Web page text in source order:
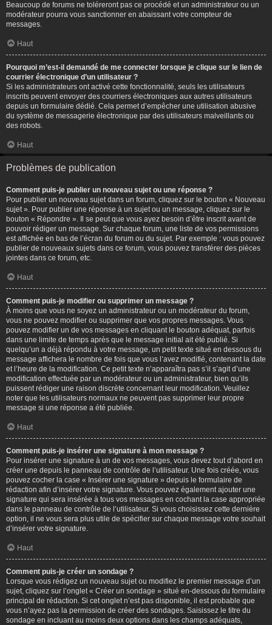
Beaucoup de forums ne toléreront pas ce procédé et un administrateur ou un
modérateur pourra vous sanctionner en abaissant votre compteur de
messages.
Haut
Pourquoi m’est-il demandé de me connecter lorsque je clique sur le lien de
courrier électronique d’un utilisateur ?
Si les administrateurs ont activé cette fonctionnalité, seuls les utilisateurs
inscrits peuvent envoyer des courriers électroniques aux autres utilisateurs
depuis un formulaire dédié. Cela permet d’empêcher une utilisation abusive
du système de messagerie électronique par des utilisateurs malveillants ou
des robots.
Haut
Problèmes de publication
Comment puis-je publier un nouveau sujet ou une réponse ?
Pour publier un nouveau sujet dans un forum, cliquez sur le bouton « Nouveau
sujet ». Pour publier une réponse à un sujet ou un message, cliquez sur le
bouton « Répondre ». Il se peut que vous ayez besoin d’être inscrit avant de
pouvoir rédiger un message. Sur chaque forum, une liste de vos permissions
est affichée en bas de l’écran du forum ou du sujet. Par exemple : vous pouvez
publier de nouveaux sujets dans ce forum, vous pouvez transférer des pièces
jointes dans ce forum, etc.
Haut
Comment puis-je modifier ou supprimer un message ?
À moins que vous ne soyez un administrateur ou un modérateur du forum,
vous ne pouvez modifier ou supprimer que vos propres messages. Vous
pouvez modifier un de vos messages en cliquant le bouton adéquat, parfois
dans une limite de temps après que le message initial ait été publié. Si
quelqu’un a déjà répondu à votre message, un petit texte situé en dessous du
message affichera le nombre de fois que vous l’avez modifié, contenant la date
et l’heure de la modification. Ce petit texte n’apparaîtra pas s’il s’agit d’une
modification effectuée par un modérateur ou un administrateur, bien qu’ils
puissent rédiger une raison discrète concernant leur modification. Veuillez
noter que les utilisateurs normaux ne peuvent pas supprimer leur propre
message si une réponse a été publiée.
Haut
Comment puis-je insérer une signature à mon message ?
Pour insérer une signature à un de vos messages, vous devez tout d’abord en
créer une depuis le panneau de contrôle de l’utilisateur. Une fois créée, vous
pouvez cocher la case « Insérer une signature » depuis le formulaire de
rédaction afin d’insérer votre signature. Vous pouvez également ajouter une
signature qui sera insérée à tous vos messages en cochant la case appropriée
dans le panneau de contrôle de l’utilisateur. Si vous choisissez cette dernière
option, il ne vous sera plus utile de spécifier sur chaque message votre souhait
d’insérer votre signature.
Haut
Comment puis-je créer un sondage ?
Lorsque vous rédigez un nouveau sujet ou modifiez le premier message d’un
sujet, cliquez sur l’onglet « Créer un sondage » situé en-dessous du formulaire
principal de rédaction. Si cet onglet n’est pas disponible, il est probable que
vous n’ayez pas la permission de créer des sondages. Saisissez le titre du
sondage en incluant au moins deux options dans les champs adéquats,